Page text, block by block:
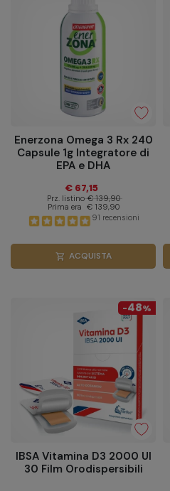
Enerzona Omega 3 Rx 240
Capsule 1g Integratore di
EPA e DHA
€ 67,15
Prz. listino € 139,90
Prima era € 139,90
91 recensioni
shopping_cart ACQUISTA
-48%
IBSA Vitamina D3 2000 UI
30 Film Orodispersibili